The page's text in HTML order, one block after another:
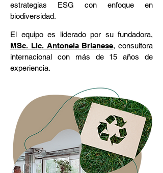
estrategias ESG con enfoque en
biodiversidad.
El equipo es liderado por su fundadora,
MSc. Lic. Antonela Brianese, consultora
internacional con más de 15 años de
experiencia.